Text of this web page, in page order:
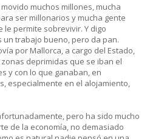
muchos millones, mucha
ser millonarios y mucha gente
permite sobrevivir. Y digo
trabajo bueno, pero da pan.
por Mallorca, a cargo del Estado,
deprimidas que se iban el
y con lo que ganaban, en
especialmente en el alojamiento,
pero ha sido mucho
de la economía, no demasiado